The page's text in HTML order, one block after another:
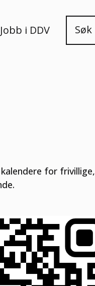
Jobb i DDV
for frivillige,